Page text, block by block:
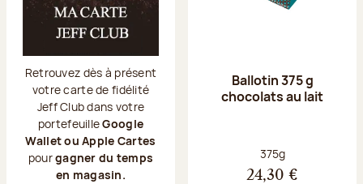
Retrouvez dès à présent
votre carte de fidélité
Jeff Club dans votre
portefeuilleGoogle
Wallet ou Apple Cartes
pourgagner du temps
en magasin.
Ballotin 375 g
chocolats au lait
Poids net :
375g
24,30 €